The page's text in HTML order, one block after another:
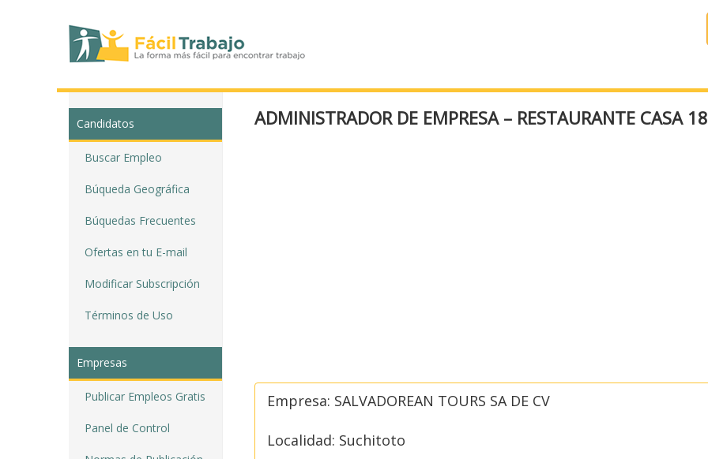
Candidatos
Buscar Empleo
Búqueda Geográfica
Búquedas Frecuentes
Ofertas en tu E-mail
Modificar Subscripción
Términos de Uso
Empresas
Publicar Empleos Gratis
Panel de Control
ADMINISTRADOR DE EMPRESA – RESTAURANTE CASA
Empresa: SALVADOREAN TOURS SA DE CV
Localidad: Suchitoto